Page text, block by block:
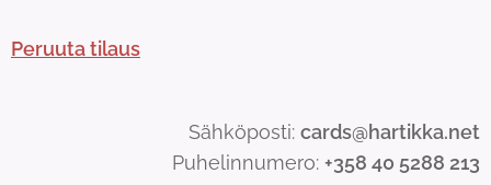
Peruuta tilaus
Sähköposti: cards@hartikka.net
Puhelinnumero: +358 40 5288 213